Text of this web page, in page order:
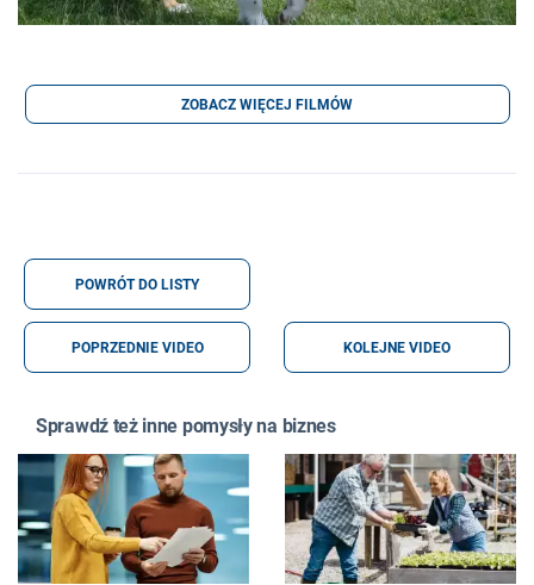
ZOBACZ WIĘCEJ FILMÓW
POWRÓT DO LISTY
POPRZEDNIE VIDEO KOLEJNE VIDEO
Sprawdź też inne pomysły na biznes